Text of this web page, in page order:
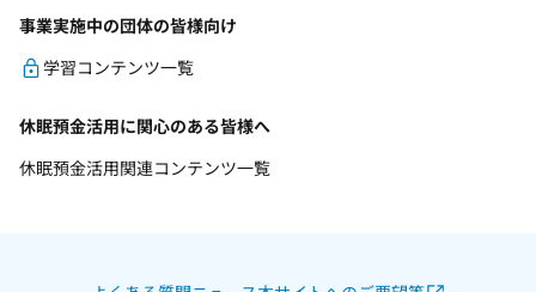
事業実施中の団体の皆様向け
学習コンテンツ一覧
休眠預金活用に関心のある皆様へ
休眠預金活用関連コンテンツ一覧